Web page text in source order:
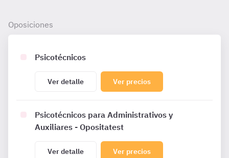
Oposiciones
Psicotécnicos
Ver detalle Ver precios
Psicotécnicos para Administrativos y
Auxiliares - Opositatest
Ver detalle Ver precios